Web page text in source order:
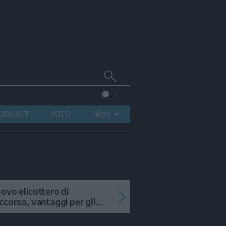
Cerca
su
Trentino
FOTO
Altre
VIDEO
elicottero di
vantaggi per gli
in alta quota